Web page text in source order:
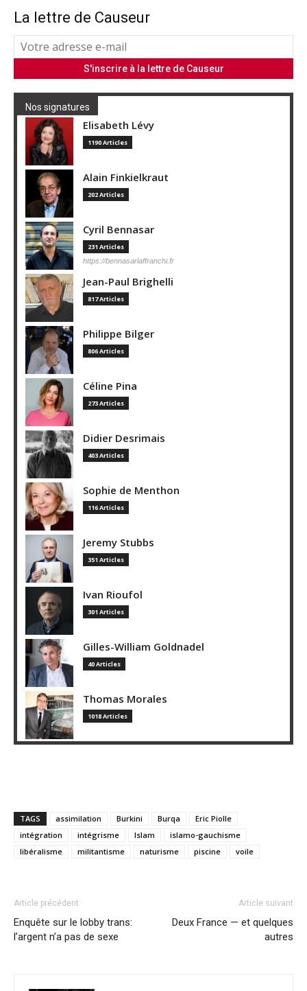
La lettre de Causeur
Nos signatures
Elisabeth Lévy
1190 Articles
Alain Finkielkraut
202 Articles
Cyril Bennasar
231 Articles
https://bennasarlaffranchi.fr
Jean-Paul Brighelli
817 Articles
Philippe Bilger
806 Articles
Céline Pina
273 Articles
Didier Desrimais
403 Articles
Sophie de Menthon
116 Articles
Jeremy Stubbs
351 Articles
Ivan Rioufol
301 Articles
Gilles-William Goldnadel
40 Articles
Thomas Morales
1018 Articles
TAGS assimilation Burkini Burqa
Eric Piolle
intégration
intégrisme Islam
islamo-gauchisme
libéralisme
militantisme naturisme piscine voile
Article précédent
Enquête sur le lobby trans:
l’argent n’a pas de sexe
Article suivant
Deux France — et quelques
autres